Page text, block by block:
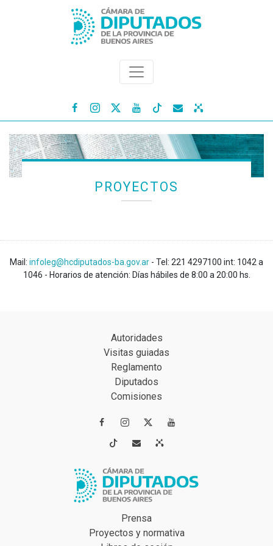
   
PROYECTOS
Mail: infoleg@hcdiputados-ba.gov.ar - Tel: 221 4297100 int: 1042 a
1046 - Horarios de atención: Días hábiles de 8:00 a 20:00 hs.
Autoridades
Visitas guiadas
Reglamento
Diputados
Comisiones
 
 
Prensa
Proyectos y normativa